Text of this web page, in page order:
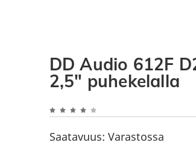
DD Audio 612F
2,5″ puhekelalla
Saatavuus: Varastossa